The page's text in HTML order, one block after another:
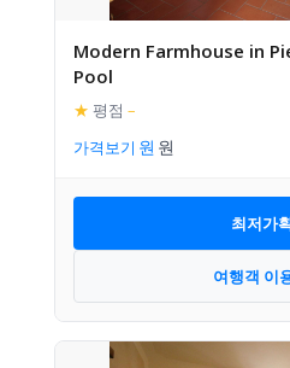
Modern Farmhouse in
Pool
★ 평점 –
가격보기
최저가
여행객 이